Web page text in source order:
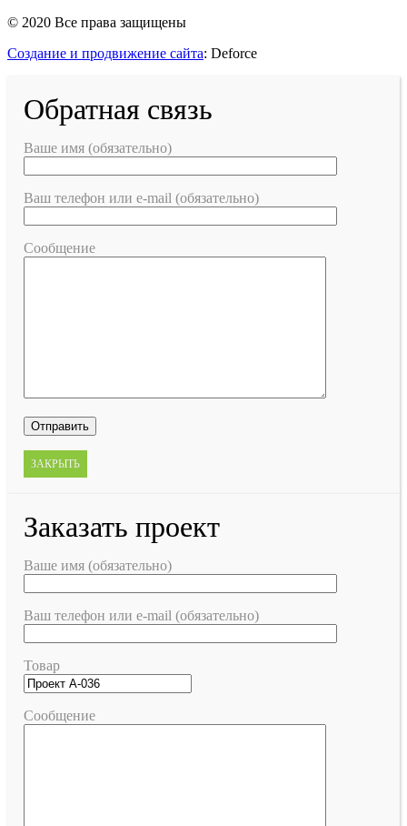
© 2020 Все права защищены
Создание и продвижение сайта: Deforce
Обратная связь
Ваше имя (обязательно)
Ваш телефон или e-mail (обязательно)
Сообщение
ЗАКРЫТЬ
Заказать проект
Ваше имя (обязательно)
Ваш телефон или e-mail (обязательно)
Товар
Сообщение